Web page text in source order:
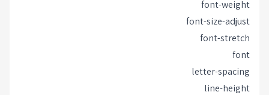
font-weight
font-size-adjust
font-stretch
font
letter-spacing
line-height